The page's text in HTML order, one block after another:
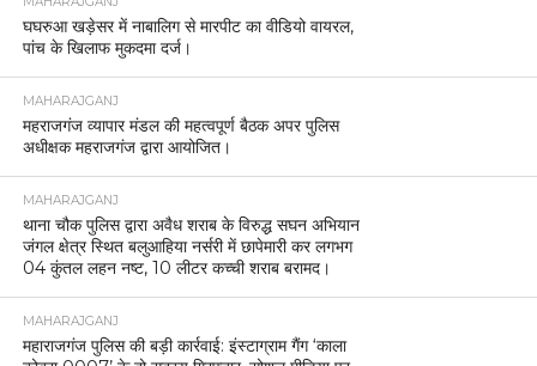
बैंकों में सुरक्षा बढ़ाने के लिए महराजगंज पुलिस का सघन
चेकिंग अभियान
बिहार में प्रचंड जीत के बाद महराजगंज BJP कार्यालय में
जश्न, विधायक जयमंगल कनौजिया के नेतृत्व में पटाखे और
मिठाइयाँ बाँटी गईं
MAHARAJGANJ
नौतनवां पुलिस व एसएसबी की संयुक्त कार्रवाई, 15 बोरी तुर्की
मकई बरामद, एक तस्कर गिरफ्तार
महराजगंज में नशे की तस्करी पर बड़ी कार्रवाई, दो युवक
गिरफ्तार, 150 नशीले इंजेक्शन बरामद।